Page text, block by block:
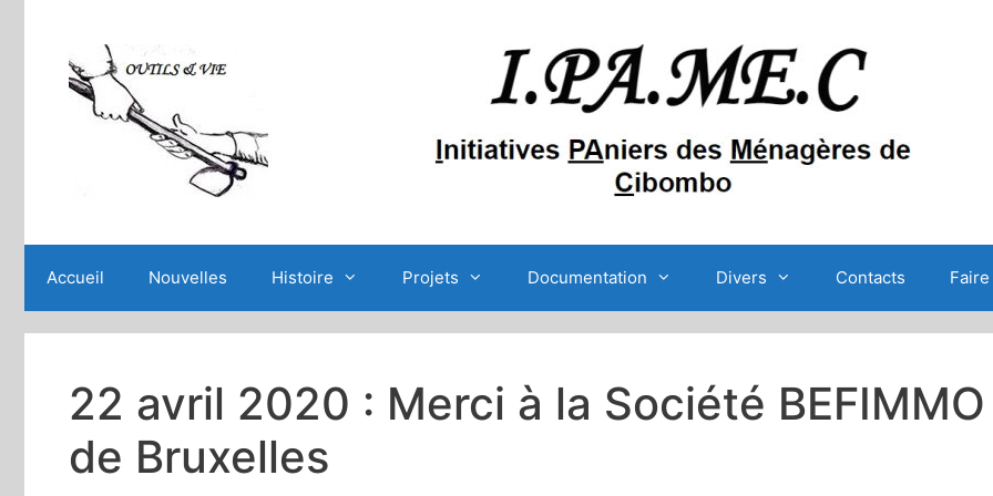
contenu
Accueil Nouvelles Histoire Projets Documentation Divers Contacts
22 avril 2020 : Merci à la Société BEFIMMO
de Bruxelles